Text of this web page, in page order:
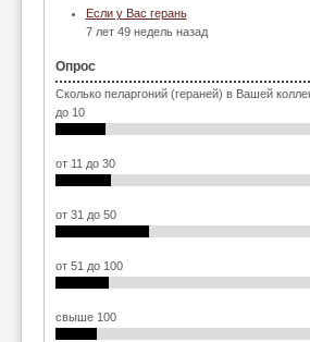
Если у Вас герань
7 лет 49 недель назад
Опрос
Сколько пеларгоний (гераней) в Вашей
до 10
от 11 до 30
от 31 до 50
от 51 до 100
свыше 100